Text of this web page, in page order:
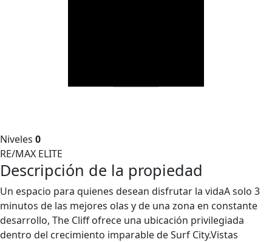
Niveles 0
RE/MAX ELITE
Descripción de la propiedad
Un espacio para quienes desean disfrutar la vidaA solo 3
minutos de las mejores olas y de una zona en constante
desarrollo, The Cliff ofrece una ubicación privilegiada
dentro del crecimiento imparable de Surf City.Vistas